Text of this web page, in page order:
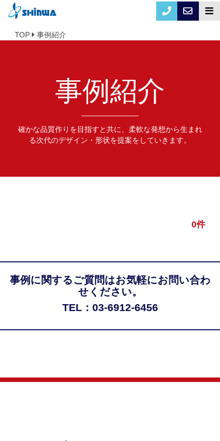
TOP 事例紹介
事例紹介
確かな品質作りを目指すと共に、柔軟な発想から生まれ
る次代のデザイン・形状を提案をしていきます。
0件
事例に関するご質問はお気軽にお問い合わ
せください。
TEL：03-6912-6456